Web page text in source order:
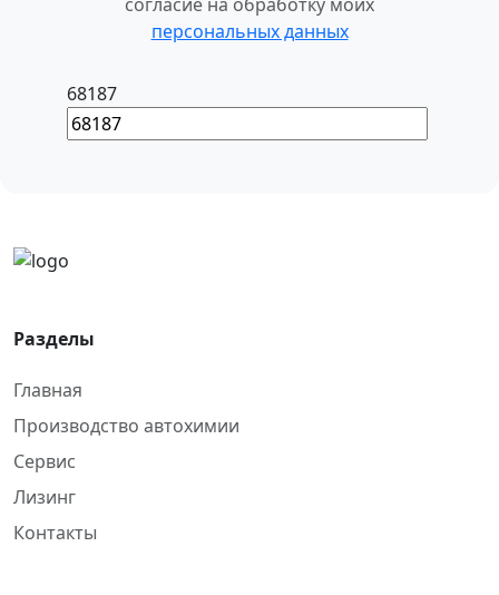
персональных данных
68187
Разделы
Главная
Производство автохимии
Сервис
Лизинг
Контакты